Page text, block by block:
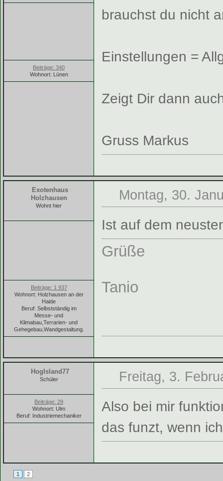
Beiträge: 340
Wohnort: Lünen
brauchst du nicht
Einstellungen =
Zeigt Dir dann
Gruss Markus
Exotenhaus
Holzhausen
Wohnt hier
Beiträge: 1 937
Wohnort: Holzhausen an der
Haide
Beruf: Selbstständig im
Messe- und
Klimabau,Terrarien- und
Gehegebau,Wandgestaltung.
Montag, 30.
Ist auf dem
Grüße
Tanio
HogIsland77
Schüler
Beiträge: 29
Wohnort: Ulm
Beruf: Industriemechaniker
Freitag, 3.
Also bei mir
das funzt, wenn
1 2